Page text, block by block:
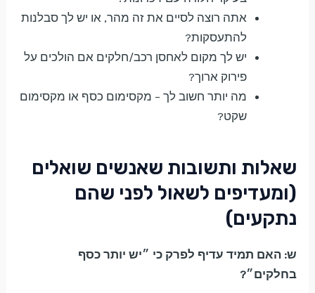
אתה רוצה לסיים את זה מהר, או יש לך סבלנות
להתעסקות?
יש לך מקום לאחסן רכב/חלקים אם הולכים על
פירוק ארוך?
מה יותר חשוב לך – מקסימום כסף או מקסימום
שקט?
שאלות ותשובות שאנשים שואלים
(ומעדיפים לשאול לפני שהם
נתקעים)
ש: האם תמיד עדיף לפרק כי ״יש יותר כסף
בחלקים״?